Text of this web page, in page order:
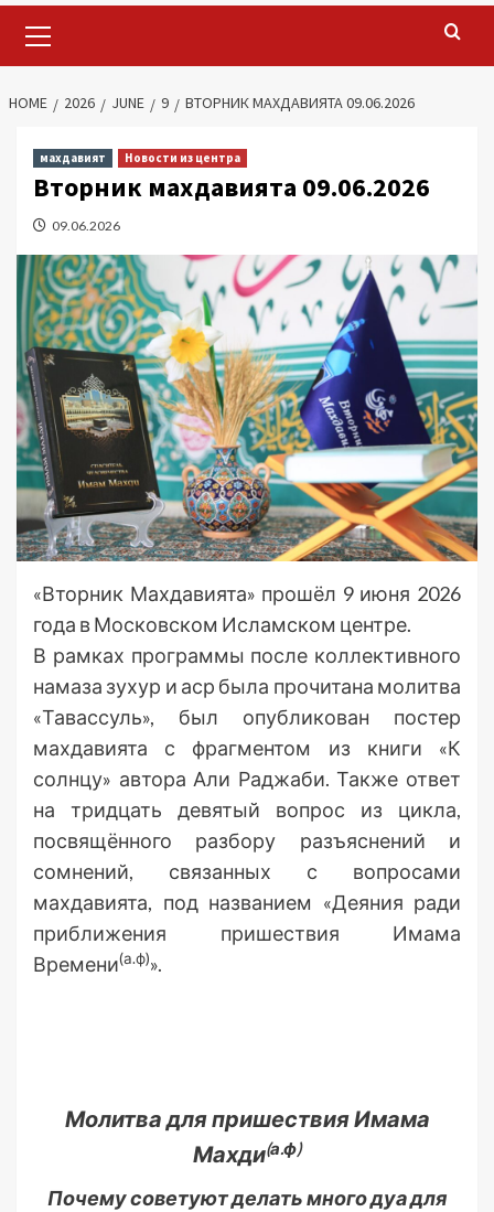
Menu
HOME 2026 JUNE 9 ВТОРНИК МАХДАВИЯТА 09.06.2026
махдавият Новости из центра
Вторник махдавията 09.06.2026
09.06.2026
«Вторник Махдавията» прошёл 9 июня 2026
года в Московском Исламском центре.
В рамках программы после коллективного
намаза зухур и аср была прочитана молитва
«Тавассуль», был опубликован постер
махдавията с фрагментом из книги «К
солнцу» автора Али Раджаби. Также ответ
на тридцать девятый вопрос из цикла,
посвящённого разбору разъяснений и
сомнений, связанных с вопросами
махдавията, под названием «Деяния ради
приближения пришествия Имама
Времени(а.ф)».
Молитва для пришествия Имама
Махди(а.ф)
Почему советуют делать много дуа для